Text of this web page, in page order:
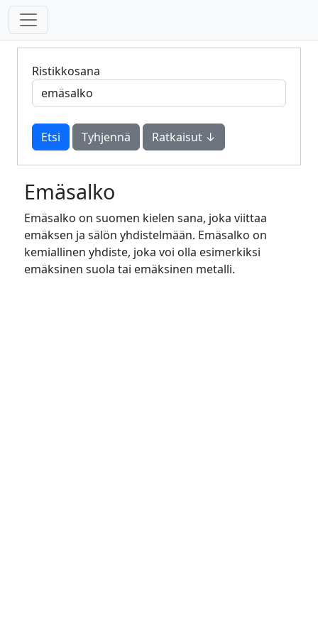
Ristikkosana
Tyhjennä Ratkaisut ↓
Emäsalko
Emäsalko on suomen kielen sana, joka viittaa
emäksen ja sälön yhdistelmään. Emäsalko on
kemiallinen yhdiste, joka voi olla esimerkiksi
emäksinen suola tai emäksinen metalli.